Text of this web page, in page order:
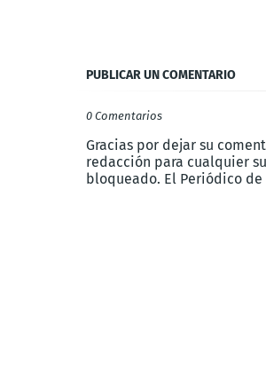
PUBLICAR UN COMENTARIO
0 Comentarios
Gracias por dejar su
redacción para cualquier
bloqueado. El Periódico